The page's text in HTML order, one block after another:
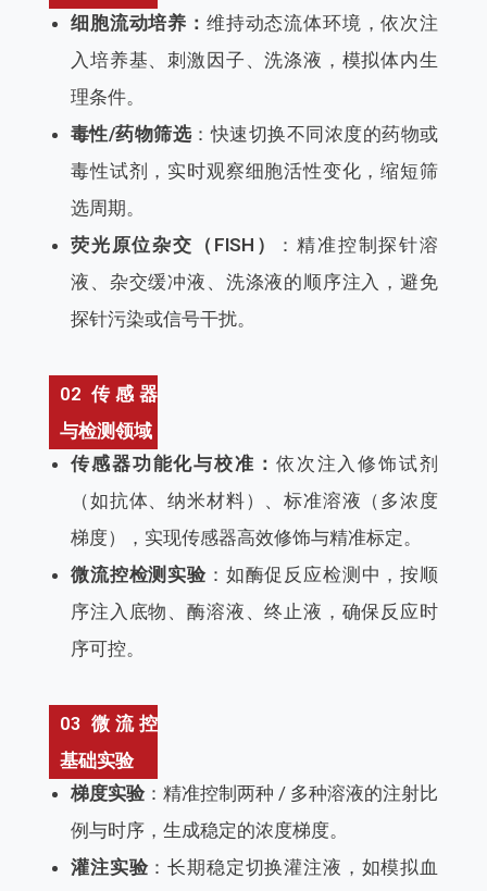
细胞流动培养： 维持动态流体环境，依次注
入培养基、刺激因子、洗涤液，模拟体内生
理条件。
毒性/药物筛选：快速切换不同浓度的药物或
毒性试剂，实时观察细胞活性变化，缩短筛
选周期。
荧光原位杂交（FISH）
：精准控制探针溶
液、杂交缓冲液、洗涤液的顺序注入，避免
探针污染或信号干扰。
02 传感器
与检测领域
传感器功能化与校准： 依次注入修饰试剂
（如抗体、纳米材料）、标准溶液（多浓度
梯度），实现传感器高效修饰与精准标定。
微流控检测实验：如酶促反应检测中，按顺
序注入底物、酶溶液、终止液，确保反应时
序可控。
03 微流控
基础实验
梯度实验：精准控制两种 / 多种溶液的注射比
例与时序，生成稳定的浓度梯度。
灌注实验：长期稳定切换灌注液，如模拟血